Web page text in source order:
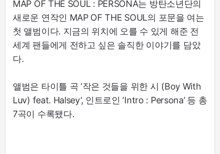
MAP OF THE SOUL : PERSONA는 방탄소년단의
새로운 연작인 MAP OF THE SOUL의 포문을 여는
첫 앨범이다. 지금의 위치에 오를 수 있게 해준 전
세계 팬들에게 전하고 싶은 솔직한 이야기를 담았
다.
앨범은 타이틀 곡 ‘작은 것들을 위한 시 (Boy With
Luv) feat. Halsey’, 인트로인 ‘Intro : Persona’ 등 총
7곡이 수록됐다.